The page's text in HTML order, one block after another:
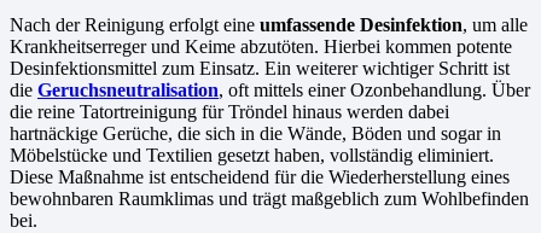
Nach der Reinigung erfolgt eine umfassende Desinfektion, um alle
Krankheitserreger und Keime abzutöten. Hierbei kommen potente
Desinfektionsmittel zum Einsatz. Ein weiterer wichtiger Schritt ist
die Geruchsneutralisation, oft mittels einer Ozonbehandlung. Über
die reine Tatortreinigung für Tröndel hinaus werden dabei
hartnäckige Gerüche, die sich in die Wände, Böden und sogar in
Möbelstücke und Textilien gesetzt haben, vollständig eliminiert.
Diese Maßnahme ist entscheidend für die Wiederherstellung eines
bewohnbaren Raumklimas und trägt maßgeblich zum Wohlbefinden
bei.